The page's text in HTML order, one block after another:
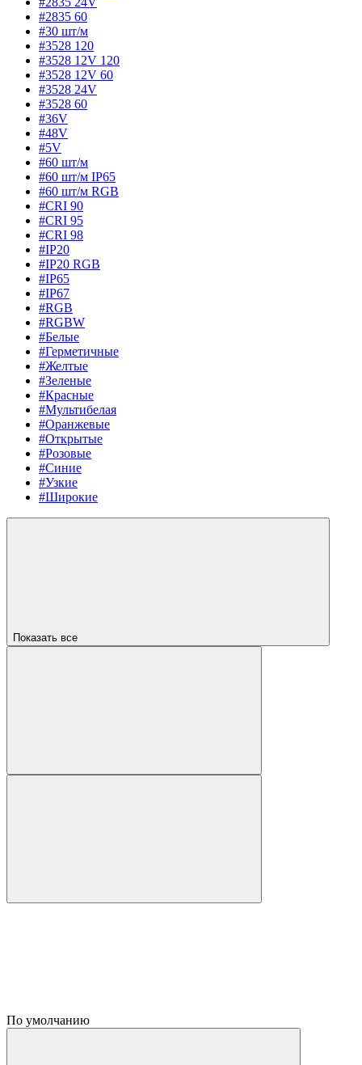
#2835 60
#30 шт/м
#3528 120
#3528 12V 120
#3528 12V 60
#3528 24V
#3528 60
#36V
#48V
#5V
#60 шт/м
#60 шт/м IP65
#60 шт/м RGB
#CRI 90
#CRI 95
#CRI 98
#IP20
#IP20 RGB
#IP65
#IP67
#RGB
#RGBW
#Белые
#Герметичные
#Желтые
#Зеленые
#Красные
#Мультибелая
#Оранжевые
#Открытые
#Розовые
#Синие
#Узкие
#Широкие
Показать все
По умолчанию